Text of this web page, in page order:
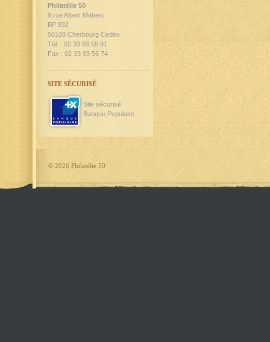
Philatélie 50
9,rue Albert Mahieu
BP 832
50108 Cherbourg Cedex
Tél. : 02 33 93 55 91
Fax : 02 33 93 56 74
SITE SÉCURISÉ
Site sécurisé
Banque Populaire
© 2026 Philatélie 50